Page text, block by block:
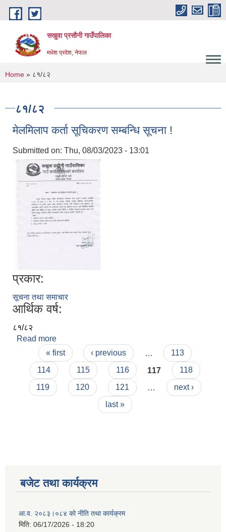
Skip to main content
सखुवा प्रसौनी गाउँपालिका
मधेश प्रदेश, नेपाल
You are here
Home » ८१/८२
८१/८२
मेलमिलाप कर्ता सूचिकरण सम्बन्धि सूचना !
Submitted on: Thu, 08/03/2023 - 13:01
प्रकार:
सूचना तथा समाचार
आर्थिक वर्ष:
८१/८२
Read more
Pages« first ‹ previous
113
114
115 116 117
118
119
120 121
next ›
last »
बजेट तथा कार्यक्रम
आ.व. २०८३।०८४ को नीति तथा कार्यक्रम
मिति: 06/17/2026 - 18:20